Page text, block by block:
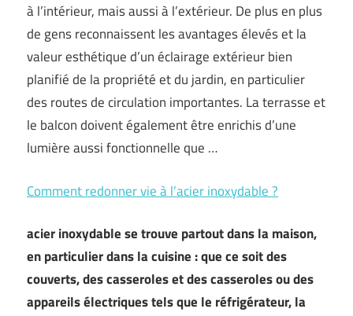
à l’intérieur, mais aussi à l’extérieur. De plus en plus
de gens reconnaissent les avantages élevés et la
valeur esthétique d’un éclairage extérieur bien
planifié de la propriété et du jardin, en particulier
des routes de circulation importantes. La terrasse et
le balcon doivent également être enrichis d’une
lumière aussi fonctionnelle que …
Comment redonner vie à l’acier inoxydable ?
acier inoxydable se trouve partout dans la maison,
en particulier dans la cuisine : que ce soit des
couverts, des casseroles et des casseroles ou des
appareils électriques tels que le réfrigérateur, la